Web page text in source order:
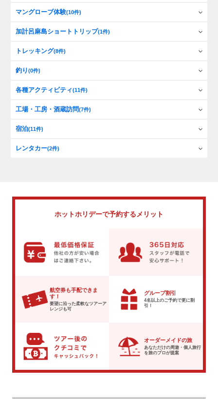
マングローブ体験(10件)
加計呂麻島ショートトリップ(1件)
トレッキング(8件)
釣り(0件)
各種アクティビティ(11件)
工場・工房・酒蔵訪問(7件)
宿泊(11件)
レンタカー(2件)
ホットホリデーで予約するメリット
航空券も手配できま
す！
要望に沿った柔軟なツアーア
レンジも可
グループ割引
4名以上のご予約で更に割
引！
オーダーメイドの旅
あなただけの周遊・個人旅行
を旅のプロが提案